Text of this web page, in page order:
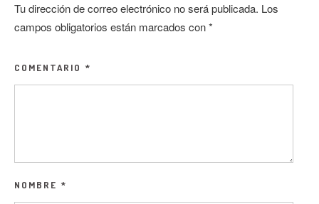
Tu dirección de correo electrónico no será publicada. Los
campos obligatorios están marcados con*
COMENTARIO *
NOMBRE *